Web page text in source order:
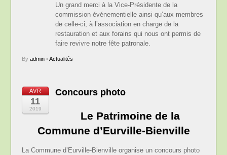
Un grand merci à la Vice-Présidente de la
commission événementielle ainsi qu’aux membres
de celle-ci, à l’association en charge de la
restauration et aux forains qui nous ont permis de
faire revivre notre fête patronale.
By admin• Actualités
AVR
11
2019
Concours photo
Le Patrimoine de la
Commune d’Eurville-Bienville
La Commune d’Eurville-Bienville organise un concours photo